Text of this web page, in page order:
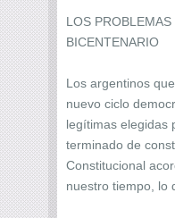
LOS PROBLEMAS
BICENTENARIO
Los argentinos
nuevo ciclo
legítimas elegidas
terminado de
Constitucional
nuestro tiempo, lo